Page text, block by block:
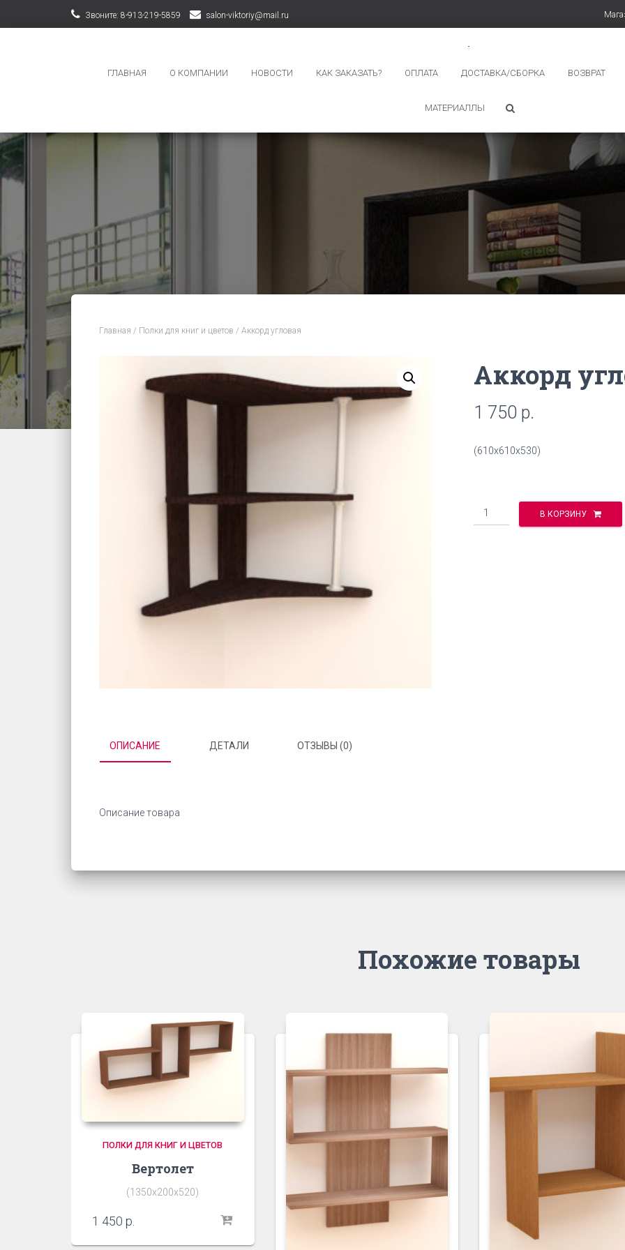
Звоните: 8-913-219-5859 salon-viktoriy@mail.ru
ГЛАВНАЯ О КОМПАНИИ НОВОСТИ КАК ЗАКАЗАТЬ? ОПЛАТА ДОСТАВКА/СБОРКА ВОЗВРАТ
МАТЕРИАЛЛЫ
Главная / Полки для книг и цветов / Аккорд угловая
Аккорд
1 750 р.
(610х610х530)
Количество В КОРЗИНУ
ОПИСАНИЕ ДЕТАЛИ ОТЗЫВЫ (0)
Описание товара
Похожие товары
ПОЛКИ ДЛЯ КНИГ И ЦВЕТОВ
Вертолет
(1350х200х520)
1 450 р.